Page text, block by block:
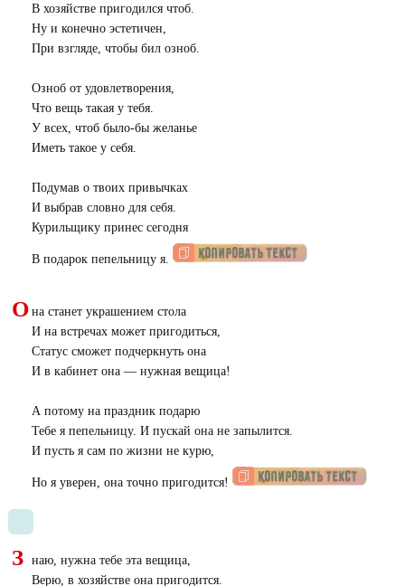
В хозяйстве пригодился чтоб.
Ну и конечно эстетичен,
При взгляде, чтобы бил озноб.
Озноб от удовлетворения,
Что вещь такая у тебя.
У всех, чтоб было-бы желанье
Иметь такое у себя.
Подумав о твоих привычках
И выбрав словно для себя.
Курильщику принес сегодня
В подарок пепельницу я.
О на станет украшением стола
И на встречах может пригодиться,
Статус сможет подчеркнуть она
И в кабинет она — нужная вещица!
А потому на праздник подарю
Тебе я пепельницу. И пускай она не запылится.
И пусть я сам по жизни не курю,
Но я уверен, она точно пригодится!
З
наю, нужна тебе эта вещица,
Верю, в хозяйстве она пригодится.